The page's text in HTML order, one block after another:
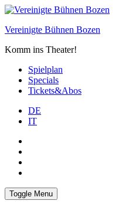
Skip
content
Vereinigte Bühnen Bozen
Komm ins Theater!
Spielplan
Specials
Tickets&Abos
DE
IT
Toggle Menu